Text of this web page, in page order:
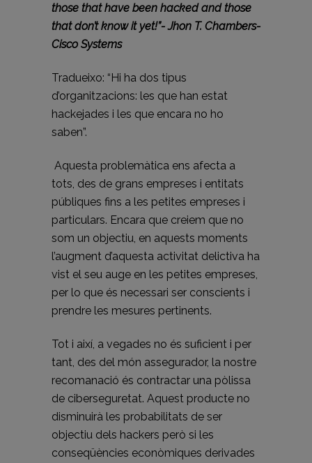
those that have been hacked and those
that don’t know it yet!”-Jhon T. Chambers-
Cisco Systems
Tradueixo: “Hi ha dos tipus
d’organitzacions: les que han estat
hackejades i les que encara no ho
saben”.
Aquesta problemàtica ens afecta a
tots, des de grans empreses i entitats
públiques fins a les petites empreses i
particulars. Encara que creiem que no
som un objectiu, en aquests moments
l’augment d’aquesta activitat delictiva ha
vist el seu auge en les petites empreses,
per lo que és necessari ser conscients i
prendre les mesures pertinents.
Tot i així, a vegades no és suficient i per
tant, des del món assegurador, la nostre
recomanació és contractar una pòlissa
de ciberseguretat. Aquest producte no
disminuirà les probabilitats de ser
objectiu dels hackers però si les
conseqüències econòmiques derivades